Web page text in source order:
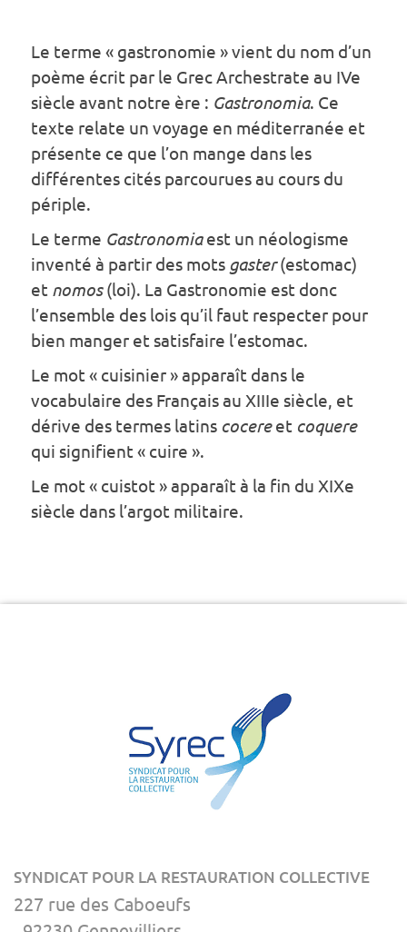
Le terme « gastronomie » vient du nom d’un
poème écrit par le Grec Archestrate au IVe
siècle avant notre ère : Gastronomia. Ce
texte relate un voyage en méditerranée et
présente ce que l’on mange dans les
différentes cités parcourues au cours du
périple.
Le terme Gastronomiaest un néologisme
inventé à partir des mots gaster(estomac)
et nomos(loi). La Gastronomie est donc
l’ensemble des lois qu’il faut respecter pour
bien manger et satisfaire l’estomac.
Le mot « cuisinier » apparaît dans le
vocabulaire des Français au XIIIe siècle, et
dérive des termes latins cocereet coquere
qui signifient « cuire ».
Le mot « cuistot » apparaît à la fin du XIXe
siècle dans l’argot militaire.
SYNDICAT POUR LA RESTAURATION COLLECTIVE
227 rue des Caboeufs